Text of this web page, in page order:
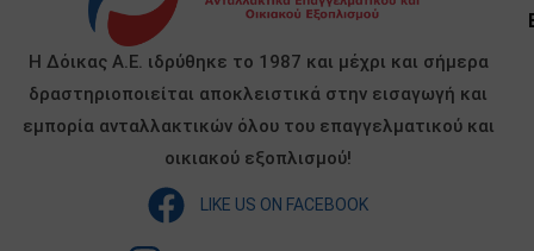
Η Δόικας Α.Ε. ιδρύθηκε το 1987 και μέχρι και σήμερα
δραστηριοποιείται αποκλειστικά στην εισαγωγή και
εμπορία ανταλλακτικών όλου του επαγγελματικού και
οικιακού εξοπλισμού!
LIKE US ON FACEBOOK